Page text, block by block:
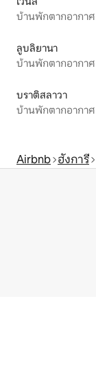
บ้านพักตากอากาศ
ลูบลิยานา
บ้านพักตากอากาศ
บราติสลาวา
บ้านพักตากอากาศ
Airbnb ฮังการี